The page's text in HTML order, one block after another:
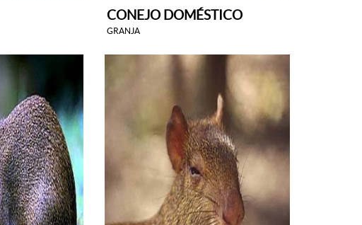
CONEJO DOMÉSTICO
GRANJA